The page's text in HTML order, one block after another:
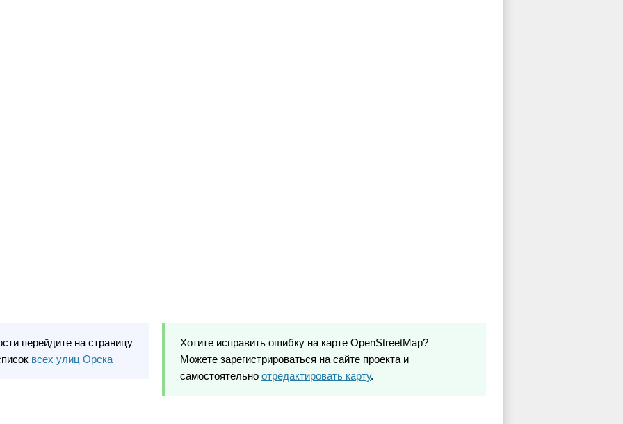
перейдите на страницу
всех улиц Орска
Хотите исправить ошибку на карте OpenStreetMap?
Можете зарегистрироваться на сайте проекта и
самостоятельно отредактировать карту.